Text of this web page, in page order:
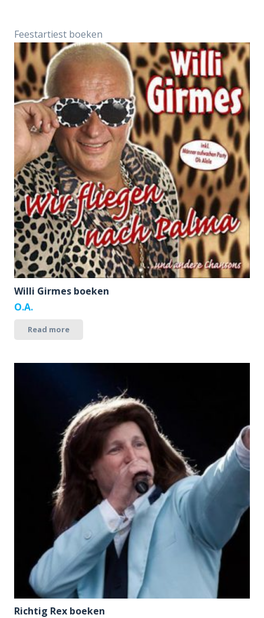
Feestartiest boeken
Willi Girmes boeken
O.A.
Read more
Richtig Rex boeken